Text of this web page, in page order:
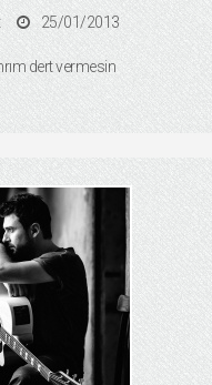
25/01/2013
dert vermesin